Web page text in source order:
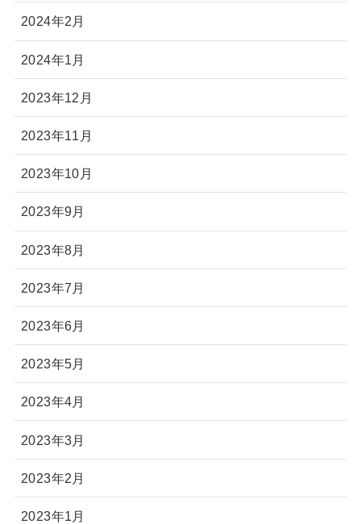
2024年2月
2024年1月
2023年12月
2023年11月
2023年10月
2023年9月
2023年8月
2023年7月
2023年6月
2023年5月
2023年4月
2023年3月
2023年2月
2023年1月